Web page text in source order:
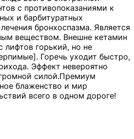
с противопоказаниями к
и барбитуратных
бронхоспазма. Является
веществом. Внешне кетамин
лифтов горький, но не
Горечь уходит быстро,
Эффект невероятно
силой.Премиум
блаженство и мир
всего в одном дороге!